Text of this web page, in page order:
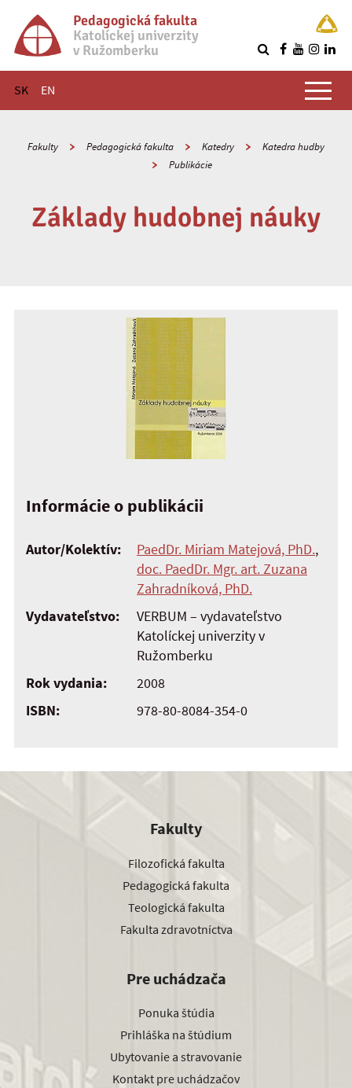
Pedagogická fakulta
Katolíckej univerzity
v Ružomberku
SK EN
Hlavné menu
Fakulty Pedagogická fakulta Katedry
Katedra hudby
Publikácie
Základy hudobnej náuky
Informácie o publikácii
Autor/Kolektív: PaedDr. Miriam Matejová, PhD.,
doc. PaedDr. Mgr. art. Zuzana
Zahradníková, PhD.
Vydavateľstvo:
VERBUM – vydavateľstvo
Katolíckej univerzity v
Ružomberku
Rok vydania:
2008
ISBN:
978-80-8084-354-0
Fakulty
Filozofická fakulta
Pedagogická fakulta
Teologická fakulta
Fakulta zdravotníctva
Pre uchádzača
Ponuka štúdia
Prihláška na štúdium
Ubytovanie a stravovanie
Kontakt pre uchádzačov